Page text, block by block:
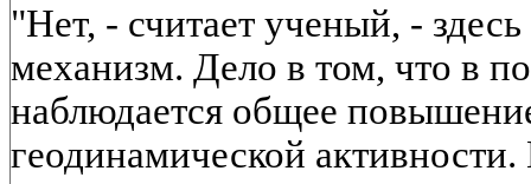
"Нет, - считает ученый, -
механизм. Дело в том, что в
наблюдается общее
геодинамической